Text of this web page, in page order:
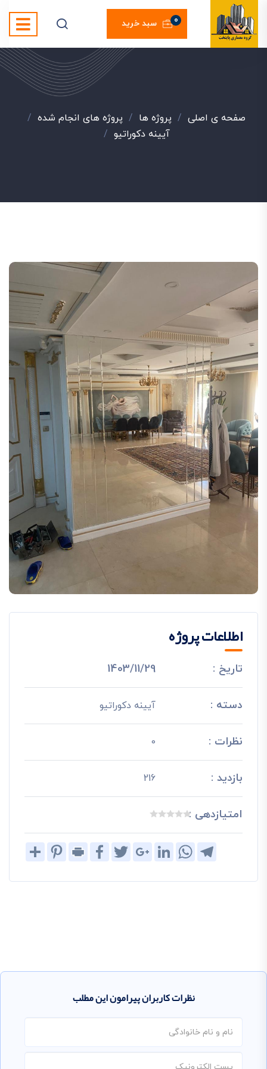
سبد خرید 0
صفحه ی اصلی / پروژه ها / پروژه های انجام شده /
آیینه دکوراتیو /
اطلاعات پروژه
تاریخ : 1403/11/29
دسته : آیینه دکوراتیو
نظرات : 0
بازدید : 216
امتیازدهی :
Share
PinterestPrint
FacebookTwitterGoogle+LinkedIn
WhatsAppTelegram
نظرات کاربران پیرامون این مطلب